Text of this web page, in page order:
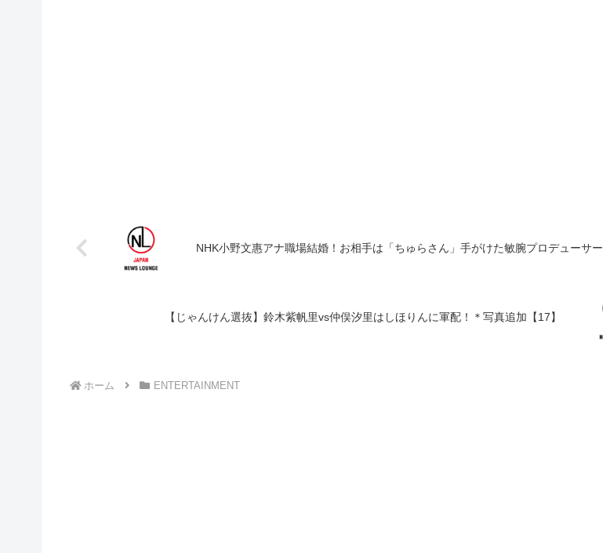
NHK小野文惠アナ職場結婚！お相手は「ちゅらさん」手がけた敏腕プロデューサー
【じゃんけん選抜】鈴木紫帆里vs仲俣汐里はしほりんに軍配！＊写真追加【17】
ホーム ENTERTAINMENT